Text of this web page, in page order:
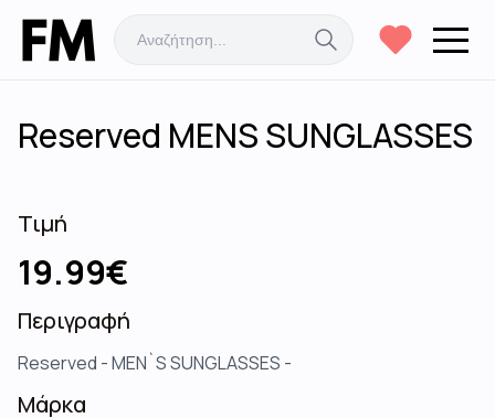
Reserved MENS SUNGLASSES
Τιμή
19.99€
Περιγραφή
Reserved - MEN`S SUNGLASSES -
Μάρκα